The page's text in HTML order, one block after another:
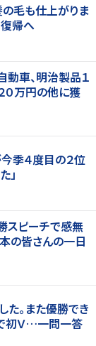
毛も仕上がりま
帰へ
動車、明治製品１
０万円の他に獲
季４度目の２位
」
スピーチで感無
の皆さんの一日
た。また優勝でき
初Ｖ…一問一答